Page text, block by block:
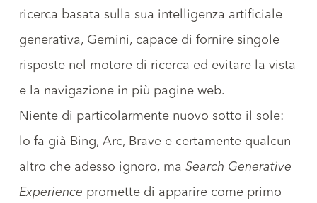
ricerca basata sulla sua intelligenza artificiale
generativa, Gemini, capace di fornire singole
risposte nel motore di ricerca ed evitare la vista
e la navigazione in più pagine web.
Niente di particolarmente nuovo sotto il sole:
lo fa già Bing, Arc, Brave e certamente qualcun
altro che adesso ignoro, ma Search Generative
Experience promette di apparire come primo